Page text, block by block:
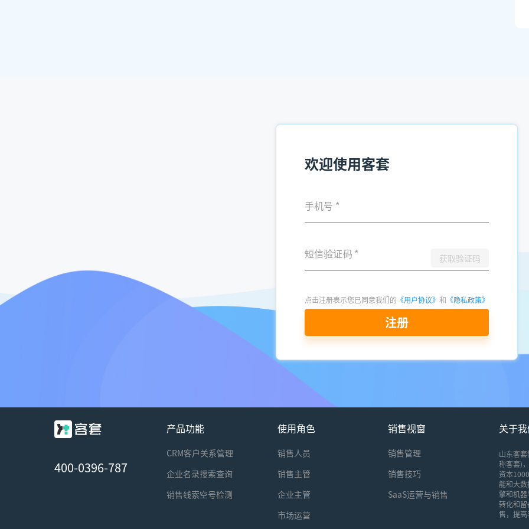
欢迎使用客套
手机号 *
短信验证码 * 获取验证码
点击注册表示您已同意我们的 《用户协议》 和 《隐私政策》
注册
400-0396-787
产品功能
CRM客户关系管理
企业名录搜索查询
销售线索空号检测
使用角色
销售人员
销售主管
企业主管
市场运营
销售视窗
销售管理
销售技巧
SaaS运营与销售
关于
山东客
称客套)
资本
能和大
擎和机
转化和
售，提